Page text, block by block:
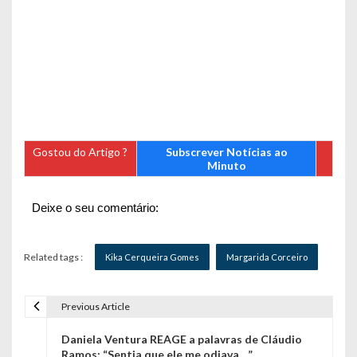
Gostou do Artigo ?
Subscrever Notícias ao
Minuto
Deixe o seu comentário:
Related tags : Kika Cerqueira Gomes Margarida Corceiro
Previous Article
Daniela Ventura REAGE a palavras de Cláudio